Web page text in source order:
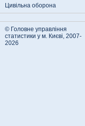
Цивільна оборона
© Головне управління
статистики у м. Києві, 2007-
2026